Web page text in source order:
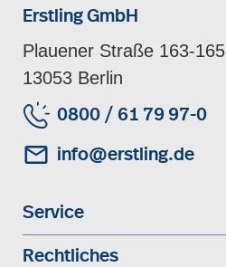
Erstling GmbH
Plauener Straße 163-165
13053 Berlin
0800 / 61 79 97-0
info@erstling.de
Service
Rechtliches